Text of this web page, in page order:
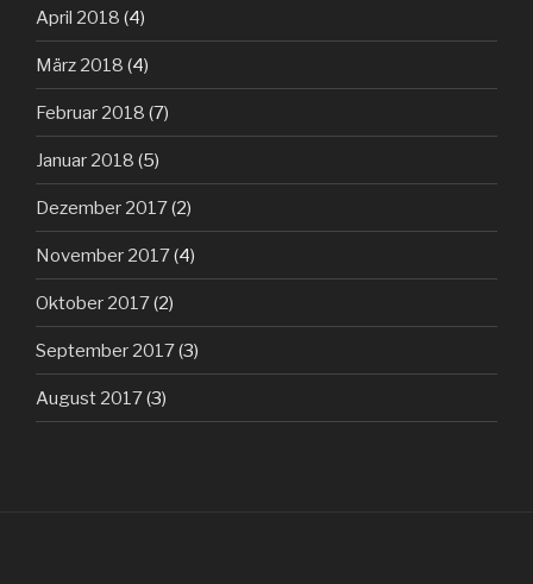
April 2018 (4)
März 2018 (4)
Februar 2018 (7)
Januar 2018 (5)
Dezember 2017(2)
November 2017(4)
Oktober 2017(2)
September 2017(3)
August 2017(3)